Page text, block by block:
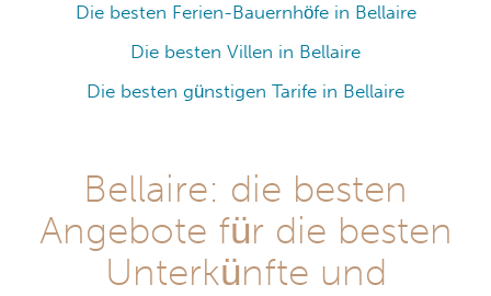
Die besten Ferien-Bauernhöfe in Bellaire
Die besten Villen in Bellaire
Die besten günstigen Tarife in Bellaire
Bellaire: die besten
Angebote für die besten
Unterkünfte und